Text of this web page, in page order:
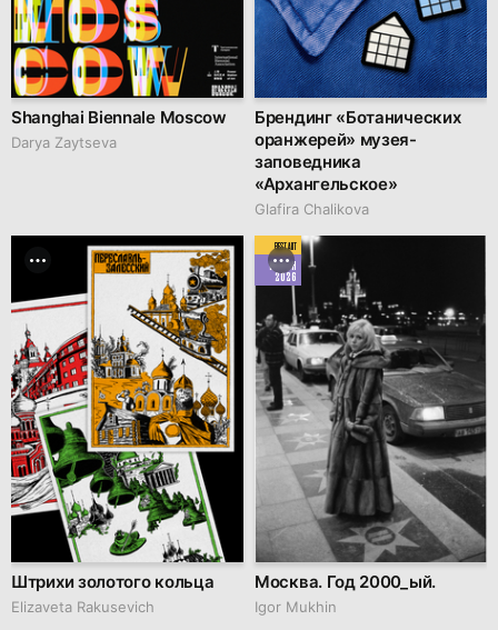
Shanghai Biennale Moscow
Darya Zaytseva
Брендинг «Ботанических
оранжерей» музея-
заповедника
«Архангельское»
Glafira Chalikova
Штрихи золотого кольца
Elizaveta Rakusevich
BEST ART
MARCH
2026
Москва. Год 2000_ый.
Igor Mukhin